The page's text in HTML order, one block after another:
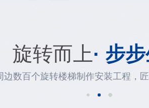
旋转而上· 步
边数百个旋转楼梯制作安装工程，